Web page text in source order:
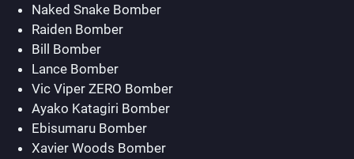
Naked Snake Bomber
Raiden Bomber
Bill Bomber
Lance Bomber
Vic Viper ZERO Bomber
Ayako Katagiri Bomber
Ebisumaru Bomber
Xavier Woods Bomber